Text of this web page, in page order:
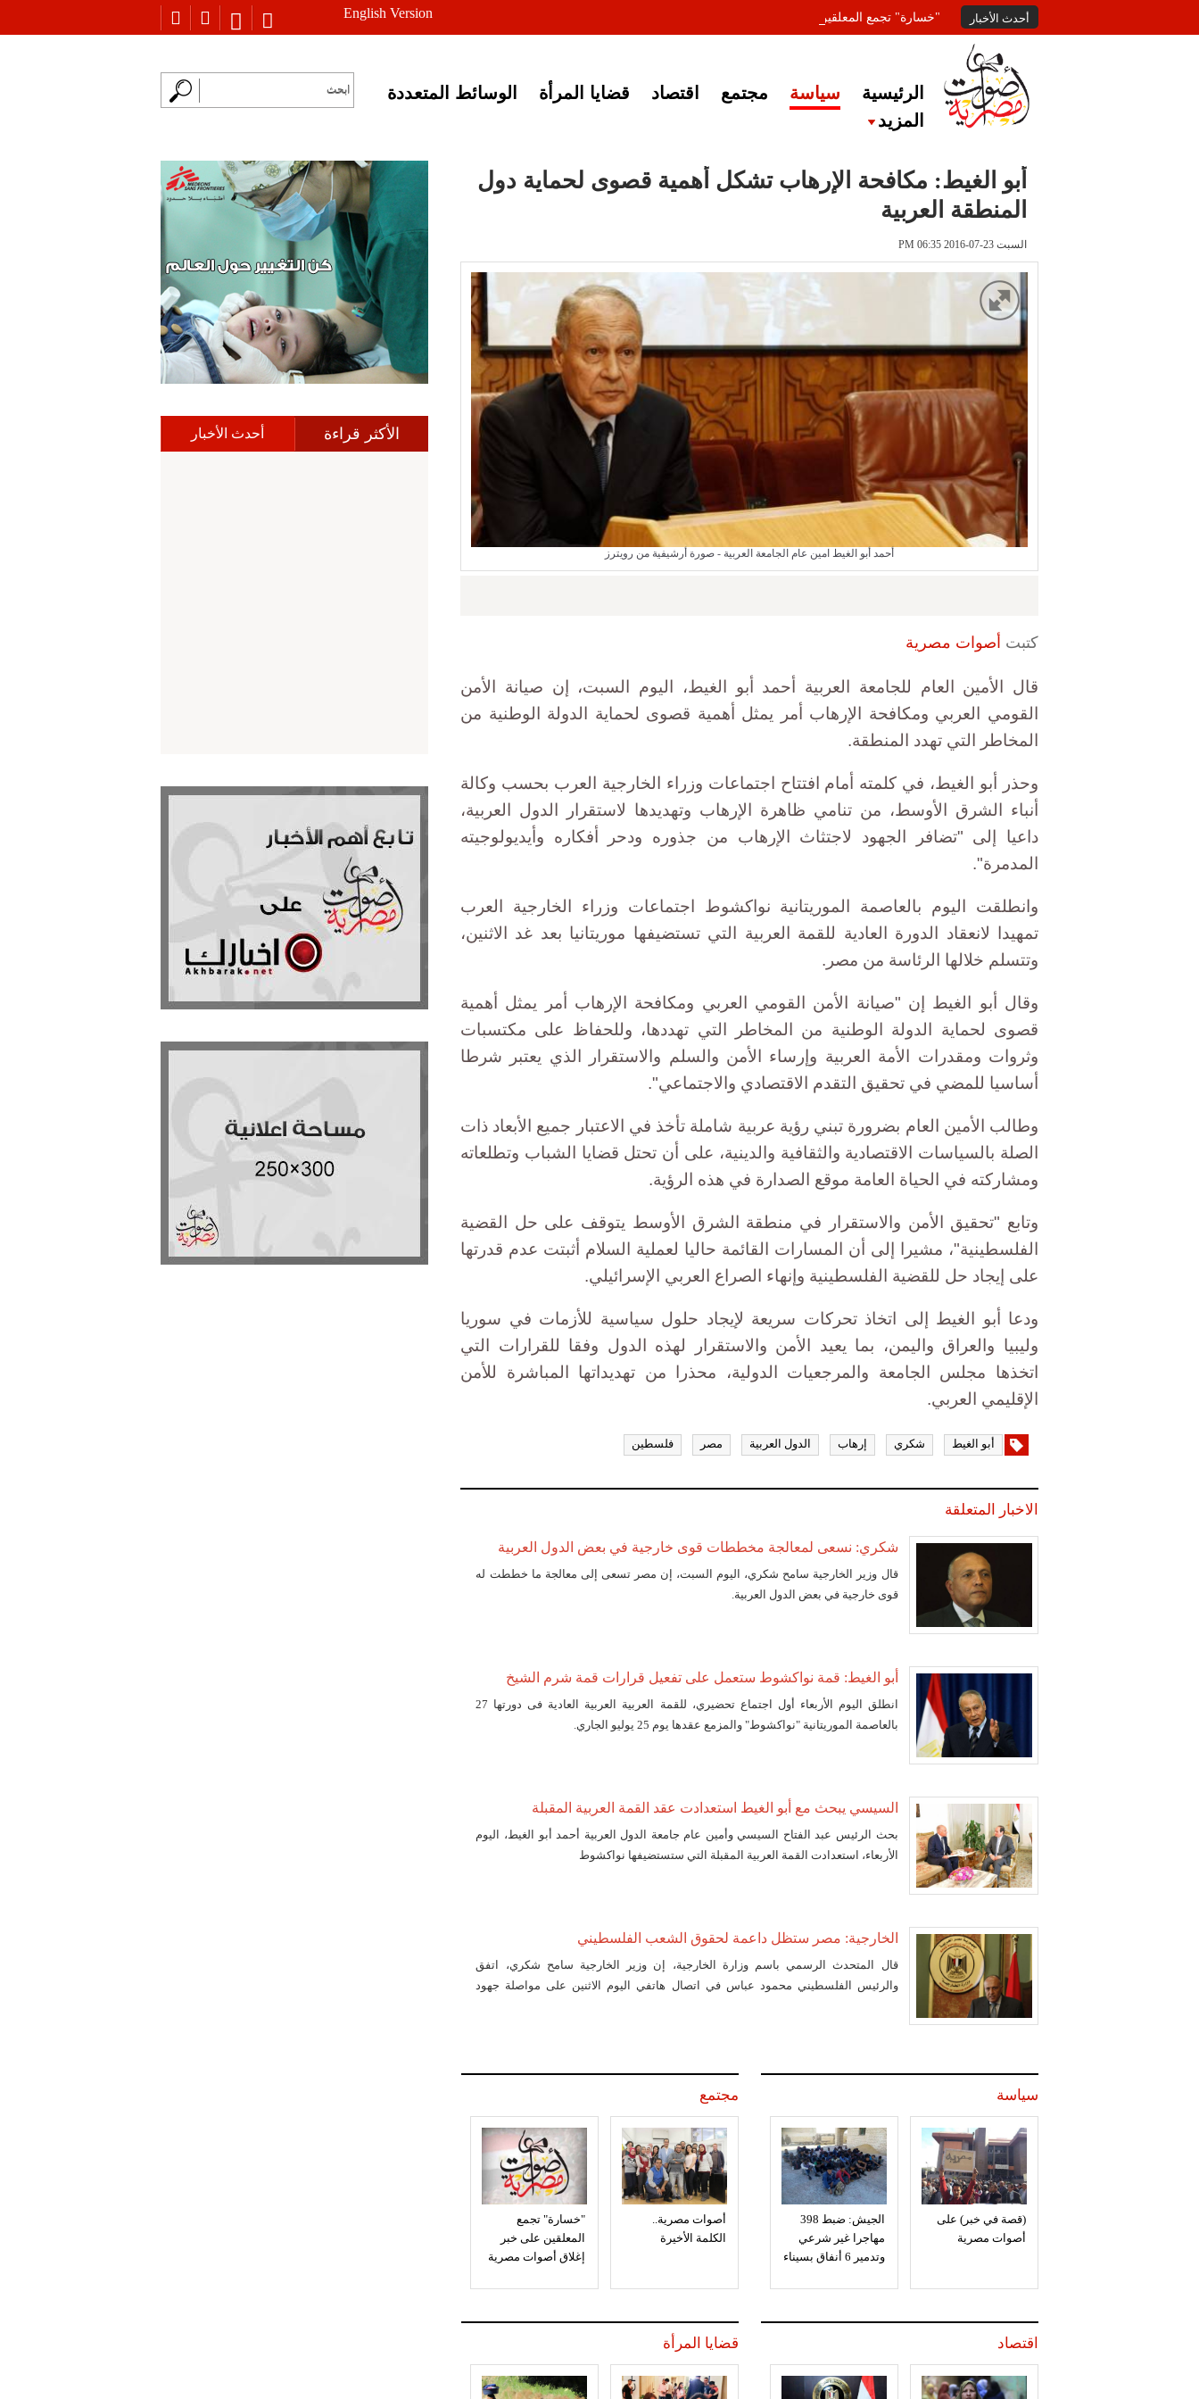
English Version أحدث الأخبار "خسارة" تجمع المعلقين على خبر إغلاق أصوات مصرية
الرئيسية سياسة مجتمع اقتصاد قضايا المرأة
الوسائط المتعددة
المزيد
أبو الغيط: مكافحة الإرهاب تشكل أهمية قصوى لحماية دول
المنطقة العربية
السبت 23-07-2016 PM 06:35
أحمد أبو الغيط امين عام الجامعة العربية - صورة أرشيفية من رويترز
كتبت أصوات مصرية
قال الأمين العام للجامعة العربية أحمد أبو الغيط، اليوم السبت، إن صيانة الأمن
القومي العربي ومكافحة الإرهاب أمر يمثل أهمية قصوى لحماية الدولة الوطنية من
المخاطر التي تهدد المنطقة.
وحذر أبو الغيط، في كلمته أمام افتتاح اجتماعات وزراء الخارجية العرب بحسب وكالة
أنباء الشرق الأوسط، من تنامي ظاهرة الإرهاب وتهديدها لاستقرار الدول العربية،
داعيا إلى "تضافر الجهود لاجتثاث الإرهاب من جذوره ودحر أفكاره وأيديولوجيته
المدمرة".
وانطلقت اليوم بالعاصمة الموريتانية نواكشوط اجتماعات وزراء الخارجية العرب
تمهيدا لانعقاد الدورة العادية للقمة العربية التي تستضيفها موريتانيا بعد غد الاثنين،
وتتسلم خلالها الرئاسة من مصر.
وقال أبو الغيط إن "صيانة الأمن القومي العربي ومكافحة الإرهاب أمر يمثل أهمية
قصوى لحماية الدولة الوطنية من المخاطر التي تهددها، وللحفاظ على مكتسبات
وثروات ومقدرات الأمة العربية وإرساء الأمن والسلم والاستقرار الذي يعتبر شرطا
أساسيا للمضي في تحقيق التقدم الاقتصادي والاجتماعي".
وطالب الأمين العام بضرورة تبني رؤية عربية شاملة تأخذ في الاعتبار جميع الأبعاد ذات
الصلة بالسياسات الاقتصادية والثقافية والدينية، على أن تحتل قضايا الشباب وتطلعاته
ومشاركته في الحياة العامة موقع الصدارة في هذه الرؤية.
وتابع "تحقيق الأمن والاستقرار في منطقة الشرق الأوسط يتوقف على حل القضية
الفلسطينية"، مشيرا إلى أن المسارات القائمة حاليا لعملية السلام أثبتت عدم قدرتها
على إيجاد حل للقضية الفلسطينية وإنهاء الصراع العربي الإسرائيلي.
ودعا أبو الغيط إلى اتخاذ تحركات سريعة لإيجاد حلول سياسية للأزمات في سوريا
وليبيا والعراق واليمن، بما يعيد الأمن والاستقرار لهذه الدول وفقا للقرارات التي
اتخذها مجلس الجامعة والمرجعيات الدولية، محذرا من تهديداتها المباشرة للأمن
الإقليمي العربي.
أبو الغيط شكري إرهاب الدول العربية مصر فلسطين
الاخبار المتعلقة
شكري: نسعى لمعالجة مخططات قوى خارجية في بعض الدول العربية
قال وزير الخارجية سامح شكري، اليوم السبت، إن مصر تسعى إلى معالجة ما خططت له
قوى خارجية في بعض الدول العربية.
أبو الغيط: قمة نواكشوط ستعمل على تفعيل قرارات قمة شرم الشيخ
انطلق اليوم الأربعاء أول اجتماع تحضيري، للقمة العربية العربية العادية فى دورتها 27
بالعاصمة الموريتانية "نواكشوط" والمزمع عقدها يوم 25 يوليو الجاري.
السيسي يبحث مع أبو الغيط استعدادت عقد القمة العربية المقبلة
بحث الرئيس عبد الفتاح السيسي وأمين عام جامعة الدول العربية أحمد أبو الغيط، اليوم
الأربعاء، استعدادت القمة العربية المقبلة التي ستستضيفها نواكشوط
الخارجية: مصر ستظل داعمة لحقوق الشعب الفلسطيني
قال المتحدث الرسمي باسم وزارة الخارجية، إن وزير الخارجية سامح شكري، اتفق
والرئيس الفلسطيني محمود عباس في اتصال هاتفي اليوم الاثنين على مواصلة جهود
سياسة
(قصة في خبر) على
أصوات مصرية
الجيش: ضبط 398
مهاجرا غير شرعي
وتدمير 6 أنفاق بسيناء
مجتمع
أصوات مصرية..
الكلمة الأخيرة
"خسارة" تجمع
المعلقين على خبر
إغلاق أصوات مصرية
اقتصاد قضايا المرأة
الأكثر قراءة أحدث الأخبار